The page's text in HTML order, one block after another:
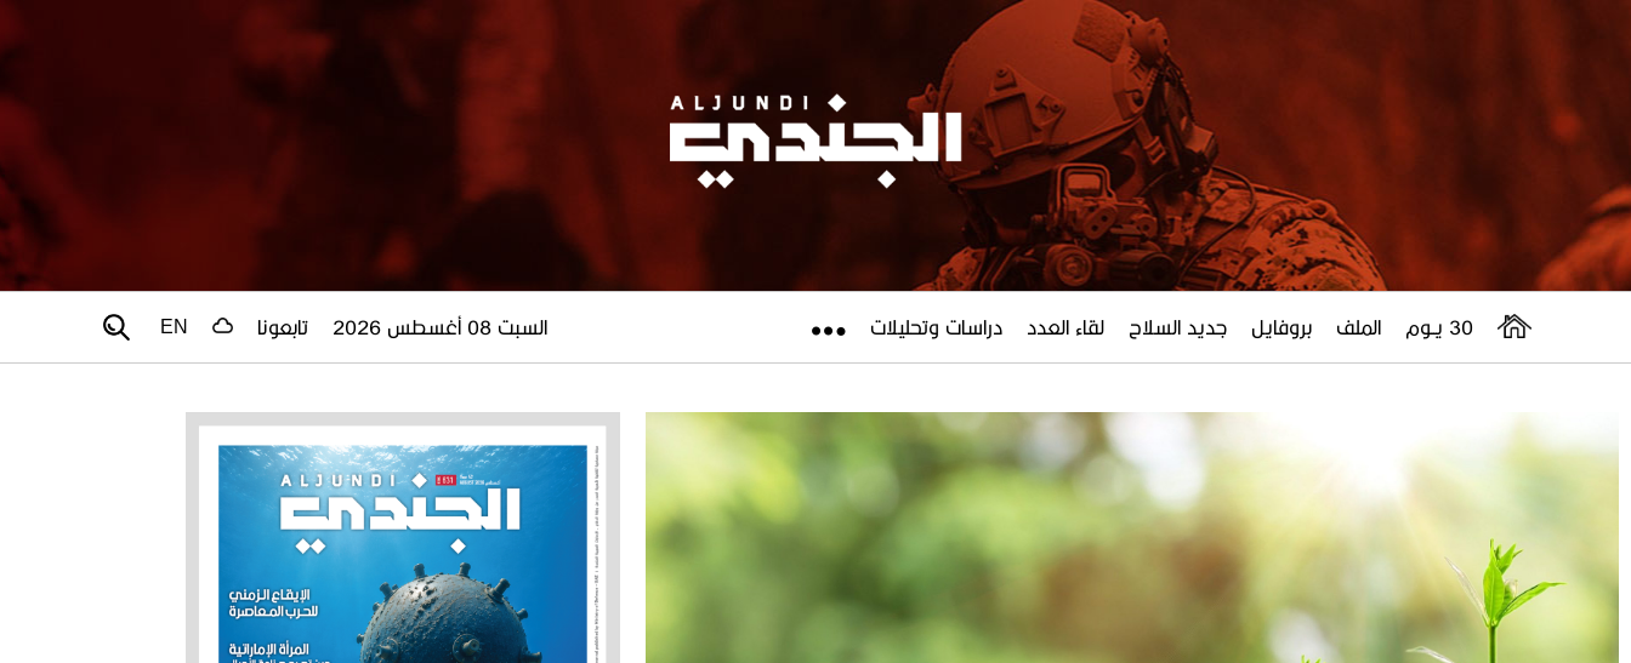
30 يــوم الملف بروفايل جديد السلاح لقاء العدد دراسات وتحليلات السبت 08 أغسطس 2026 تابعونا EN